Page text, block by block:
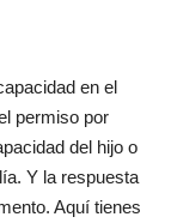
en el
permiso por
del hijo o
Y la respuesta
Aquí tienes